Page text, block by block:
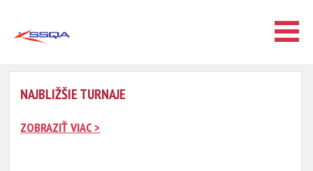
NAJBLIŽŠIE TURNAJE
ZOBRAZIŤ VIAC >